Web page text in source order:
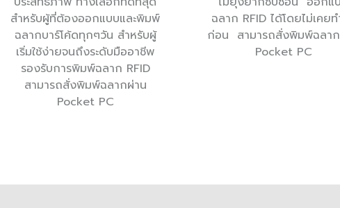
สำหรับผู้ที่ต้องออกแบบและพิมพ์
ฉลากบาร์โค้ดทุกๆวัน สำหรับผู้
เริ่มใช้ง่ายจนถึงระดับมืออาชีพ
รองรับการพิมพ์ฉลาก RFID
สามารถสั่งพิมพ์ฉลากผ่าน
Pocket PC
ฉลาก RFID ได้โดยไม่เคยท
ก่อน สามารถสั่งพิมพ์ฉลา
Pocket PC